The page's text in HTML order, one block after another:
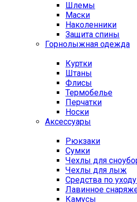
Шлемы
Маски
Наколенники
Защита спины
Горнолыжная одежда
Куртки
Штаны
Флисы
Термобелье
Перчатки
Носки
Аксессуары
Рюкзаки
Сумки
Чехлы для
Чехлы для лыж
Средства по
Лавинное
Камусы